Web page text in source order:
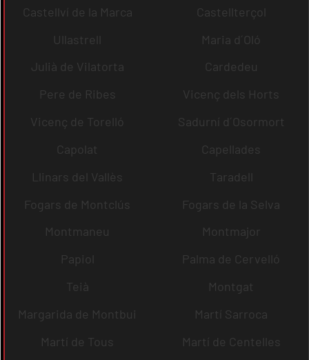
Castellví de la Marca
Castellterçol
Ullastrell
Maria d´Oló
Julià de Vilatorta
Cardedeu
Pere de Ribes
Vicenç dels Horts
Vicenç de Torelló
Sadurní d´Osormort
Capolat
Capellades
Llinars del Vallès
Taradell
Fogars de Montclús
Fogars de la Selva
Montmaneu
Montmajor
Papiol
Palma de Cervelló
Teià
Montgat
Margarida de Montbui
Martí Sarroca
Martí de Tous
Martí de Centelles